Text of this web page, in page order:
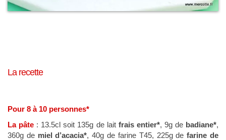
La recette
Pour 8 à 10 personnes*
La pâte : 13.5cl soit 135g de laitfrais entier*, 9g de badiane*,
360g de miel d’acacia*, 40g de farine T45, 225g defarine de